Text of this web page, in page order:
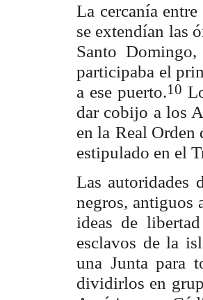
La cercanía
se extendían las
Santo
participaba el
a ese puerto.10
dar cobijo a los
en la Real Orden
estipulado en el
Las autoridades
negros, antiguos
ideas de
esclavos de la
una Junta para
dividirlos en